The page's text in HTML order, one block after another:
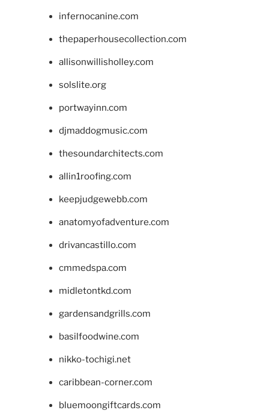
infernocanine.com
thepaperhousecollection.com
allisonwillisholley.com
solslite.org
portwayinn.com
djmaddogmusic.com
thesoundarchitects.com
allin1roofing.com
keepjudgewebb.com
anatomyofadventure.com
drivancastillo.com
cmmedspa.com
midletontkd.com
gardensandgrills.com
basilfoodwine.com
nikko-tochigi.net
caribbean-corner.com
bluemoongiftcards.com